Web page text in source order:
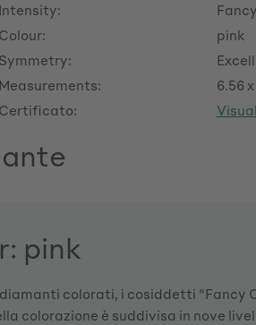
Intensity:
Fancy
Colour:
pink
Symmetry:
Measurements:
6.56
Certificato:
pink
colorati, i cosiddetti “Fancy
colorazione è suddivisa in nove